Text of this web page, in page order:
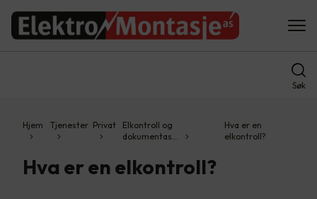
Søk
Hjem Tjenester Privat
Elkontroll og
dokumentas…
Hva er en
elkontroll?
Hva er en elkontroll?